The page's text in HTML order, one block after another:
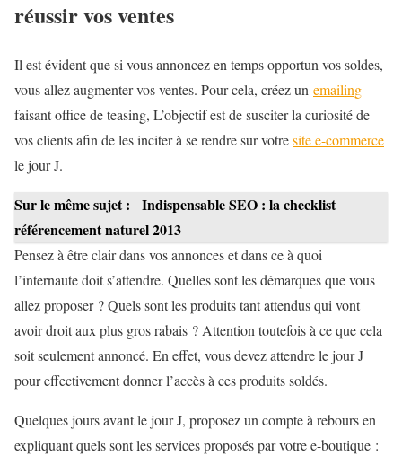
réussir vos ventes
Il est évident que si vous annoncez en temps opportun vos soldes,
vous allez augmenter vos ventes. Pour cela, créez un emailing
faisant office de teasing, L’objectif est de susciter la curiosité de
vos clients afin de les inciter à se rendre sur votresite e-commerce
le jour J.
Sur le même sujet :
Indispensable SEO : la checklist
référencement naturel 2013
Pensez à être clair dans vos annonces et dans ce à quoi
l’internaute doit s’attendre. Quelles sont les démarques que vous
allez proposer ? Quels sont les produits tant attendus qui vont
avoir droit aux plus gros rabais ? Attention toutefois à ce que cela
soit seulement annoncé. En effet, vous devez attendre le jour J
pour effectivement donner l’accès à ces produits soldés.
Quelques jours avant le jour J, proposez un compte à rebours en
expliquant quels sont les services proposés par votre e-boutique :